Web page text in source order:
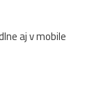
aj v mobile